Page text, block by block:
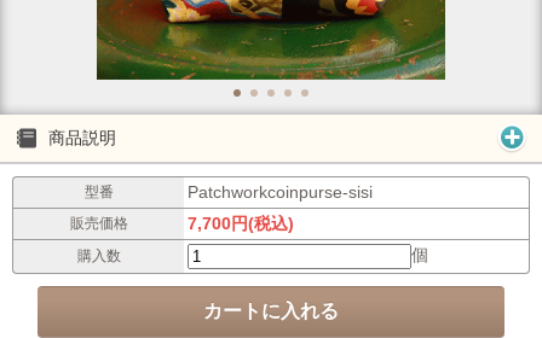
商品説明
型番 Patchworkcoinpurse-sisi
販売価格 7,700円(税込)
購入数 個